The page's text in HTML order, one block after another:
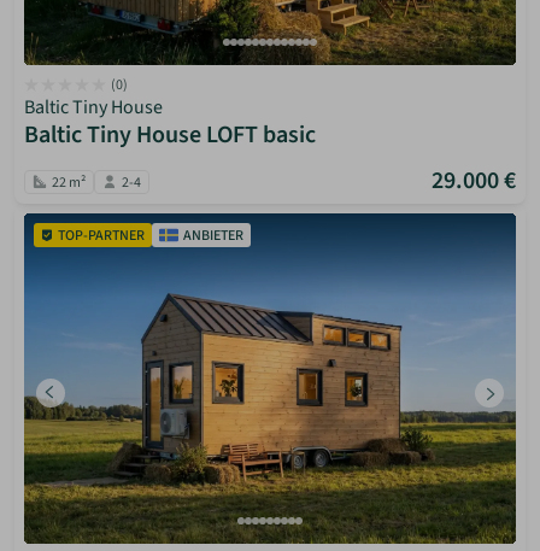
(0)
Baltic Tiny House
Baltic Tiny House LOFT basic
22 m² 2-4 29.000 €
TOP-PARTNER ANBIETER